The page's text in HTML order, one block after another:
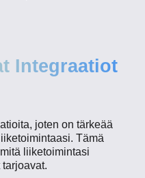
Integraatiot
joten on tärkeää
Tämä
liiketoimintasi